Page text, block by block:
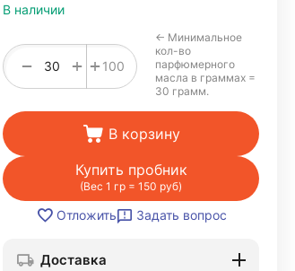
В наличии
+ 100
+
−
← Минимальное
кол-во
парфюмерного
масла в граммах =
30 грамм.
В корзину
Купить пробник
(Вес 1 гр = 150 руб)
Отложить Задать вопрос
Доставка